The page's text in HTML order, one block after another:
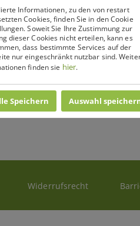
hinzufügen
Widerrufsrecht
Informationen, zu den von restart
Cookies, finden Sie in den Cookie
Soweit Sie Ihre Zustimmung zur
dieser Cookies nicht erteilen, kann es
dass bestimmte Services auf der
nur eingeschränkt nutzbar sind.
finden sie hier.
Speichern Auswahl